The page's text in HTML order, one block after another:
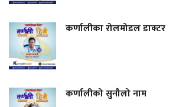
कर्णालीका रोलमोडल डाक्टर
कर्णालीको सुनौलो नाम